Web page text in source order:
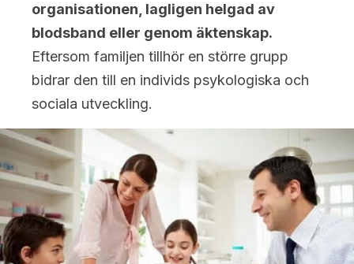
organisationen, lagligen helgad av
blodsband eller genom äktenskap.
Eftersom familjen tillhör en större grupp
bidrar den till en individs psykologiska och
sociala utveckling.